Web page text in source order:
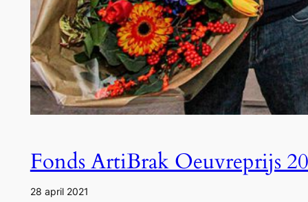
Fonds ArtiBrak Oeuvreprijs
28 april 2021